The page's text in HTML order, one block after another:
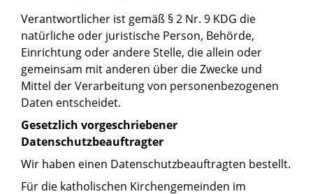
Verantwortlicher ist gemäß § 2 Nr. 9 KDG die
natürliche oder juristische Person, Behörde,
Einrichtung oder andere Stelle, die allein oder
gemeinsam mit anderen über die Zwecke und
Mittel der Verarbeitung von personenbezogenen
Daten entscheidet.
Gesetzlich vorgeschriebener
Datenschutzbeauftragter
Wir haben einen Datenschutzbeauftragten bestellt.
Für die katholischen Kirchengemeinden im